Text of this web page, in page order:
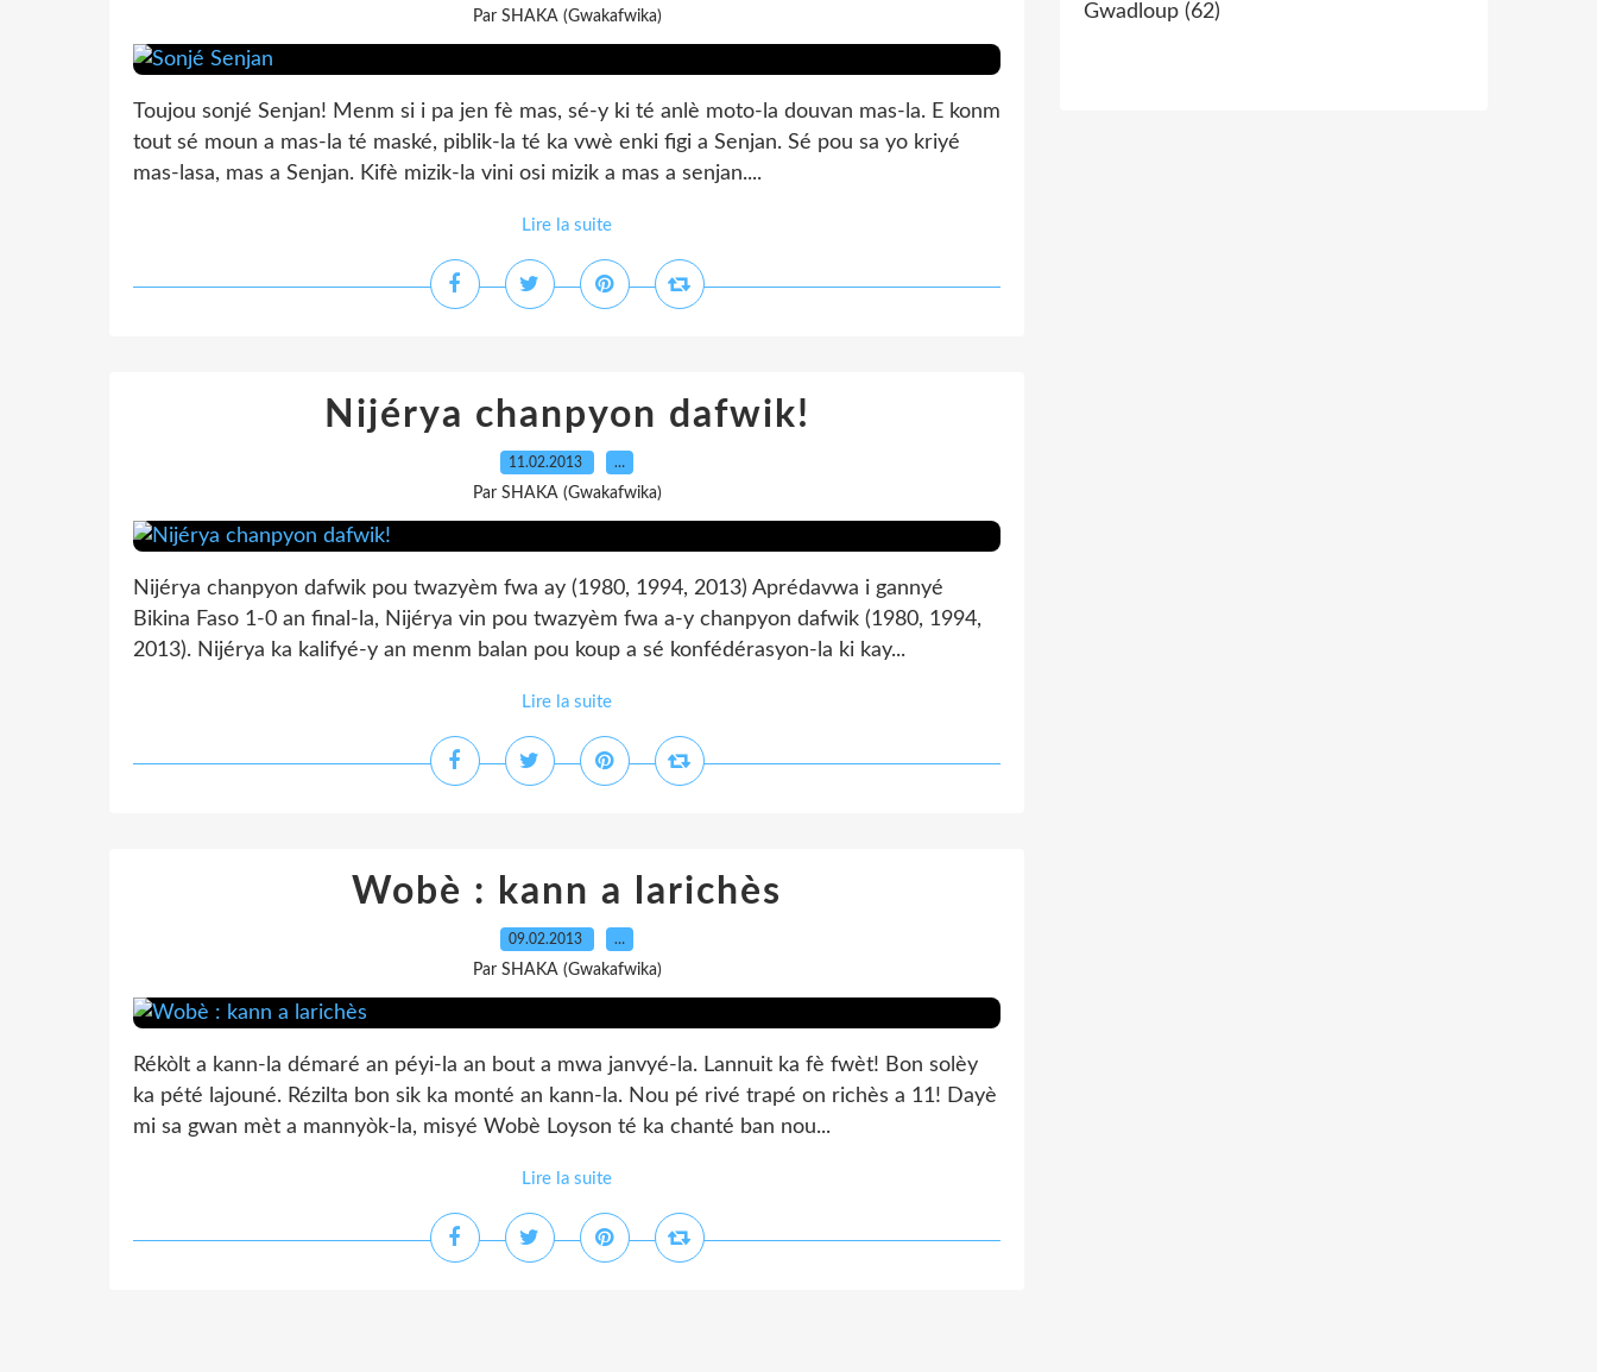
Par SHAKA (Gwakafwika)
Toujou sonjé Senjan! Menm si i pa jen fè mas, sé-y ki té anlè moto-la douvan mas-la. E konm
tout sé moun a mas-la té maské, piblik-la té ka vwè enki figi a Senjan. Sé pou sa yo kriyé
mas-lasa, mas a Senjan. Kifè mizik-la vini osi mizik a mas a senjan....
Lire la suite
Nijérya chanpyon dafwik!
11.02.2013 …
Par SHAKA (Gwakafwika)
Nijérya chanpyon dafwik pou twazyèm fwa ay (1980, 1994, 2013) Aprédavwa i gannyé
Bikina Faso 1-0 an final-la, Nijérya vin pou twazyèm fwa a-y chanpyon dafwik (1980, 1994,
2013). Nijérya ka kalifyé-y an menm balan pou koup a sé konfédérasyon-la ki kay...
Lire la suite
Wobè : kann a larichès
09.02.2013 …
Par SHAKA (Gwakafwika)
Rékòlt a kann-la démaré an péyi-la an bout a mwa janvyé-la. Lannuit ka fè fwèt! Bon solèy
ka pété lajouné. Rézilta bon sik ka monté an kann-la. Nou pé rivé trapé on richès a 11! Dayè
mi sa gwan mèt a mannyòk-la, misyé Wobè Loyson té ka chanté ban nou...
Lire la suite
Gwadloup (62)